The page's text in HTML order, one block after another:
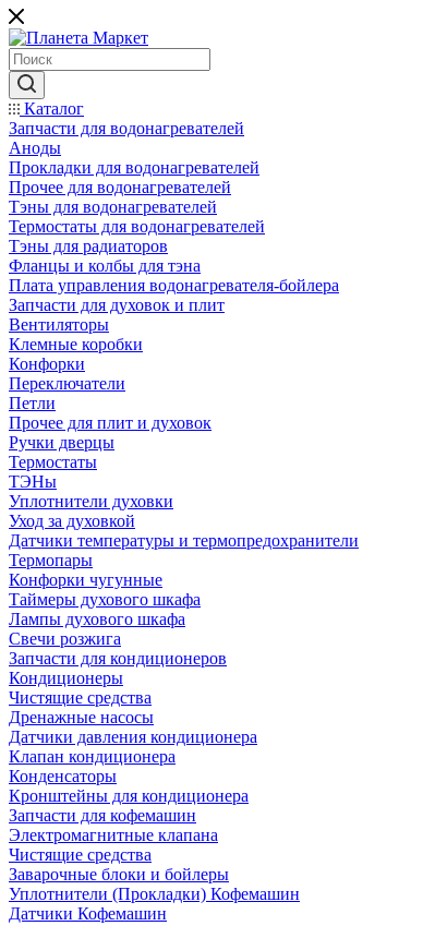
Каталог
Запчасти для водонагревателей
Аноды
Прокладки для водонагревателей
Прочее для водонагревателей
Тэны для водонагревателей
Термостаты для водонагревателей
Тэны для радиаторов
Фланцы и колбы для тэна
Плата управления водонагревателя-бойлера
Запчасти для духовок и плит
Вентиляторы
Клемные коробки
Конфорки
Переключатели
Петли
Прочее для плит и духовок
Ручки дверцы
Термостаты
ТЭНы
Уплотнители духовки
Уход за духовкой
Датчики температуры и термопредохранители
Термопары
Конфорки чугунные
Таймеры духового шкафа
Лампы духового шкафа
Свечи розжига
Запчасти для кондиционеров
Кондиционеры
Чистящие средства
Дренажные насосы
Датчики давления кондиционера
Клапан кондиционера
Конденсаторы
Кронштейны для кондиционера
Запчасти для кофемашин
Электромагнитные клапана
Чистящие средства
Заварочные блоки и бойлеры
Уплотнители (Прокладки) Кофемашин
Датчики Кофемашин